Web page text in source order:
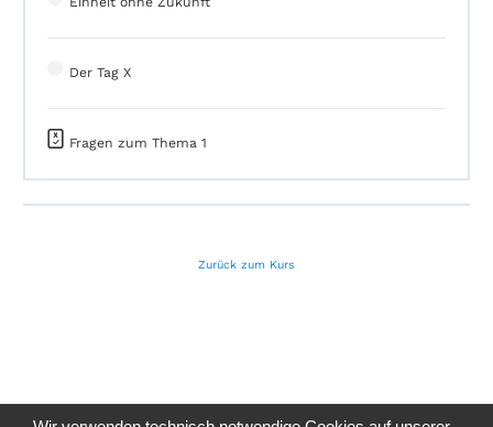
Der Tag X
Fragen zum Thema 1
Zurück zum Kurs